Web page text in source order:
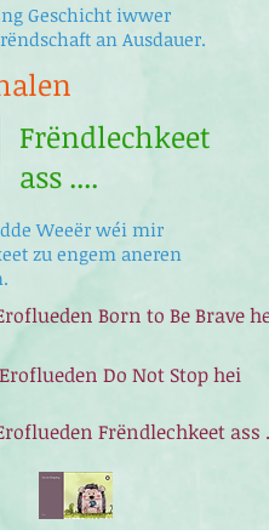
Geschicht iwwer
an Ausdauer.
Frëndlechkeet
ass ....
Weeër wéi mir
zu engem aneren
Born to Be Brave hei.
Do Not Stop hei
Frëndlechkeet ass